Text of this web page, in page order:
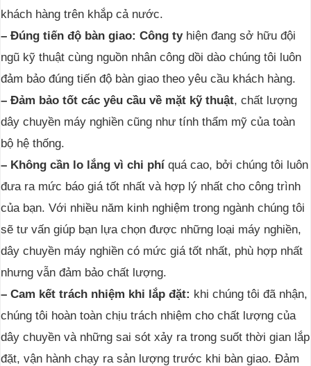
khách hàng trên khắp cả nước.
– Đúng tiến độ bàn giao: Công ty hiện đang sở hữu đội
ngũ kỹ thuật cùng nguồn nhân công dồi dào chúng tôi luôn
đảm bảo đúng tiến độ bàn giao theo yêu cầu khách hàng.
– Đảm bảo tốt các yêu cầu về mặt kỹ thuật, chất lượng
dây chuyền máy nghiền cũng như tính thẩm mỹ của toàn
bộ hệ thống.
– Không cần lo lắng vì chi phí quá cao, bởi chúng tôi luôn
đưa ra mức báo giá tốt nhất và hợp lý nhất cho công trình
của bạn. Với nhiều năm kinh nghiệm trong ngành chúng tôi
sẽ tư vấn giúp bạn lựa chọn được những loại máy nghiền,
dây chuyền máy nghiền có mức giá tốt nhất, phù hợp nhất
nhưng vẫn đảm bảo chất lượng.
– Cam kết trách nhiệm khi lắp đặt: khi chúng tôi đã nhận,
chúng tôi hoàn toàn chịu trách nhiệm cho chất lượng của
dây chuyền và những sai sót xảy ra trong suốt thời gian lắp
đặt, vận hành chạy ra sản lượng trước khi bàn giao. Đảm